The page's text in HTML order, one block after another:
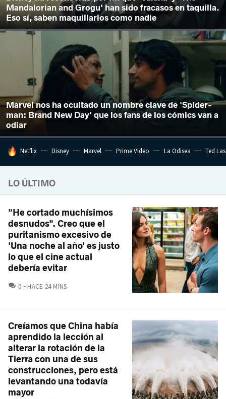
Mandalorian and Grogu' han sido fracasos en taquilla.
Eso sí, saben maquillarlos como nadie
Marvel nos ha ocultado un nombre clave de 'Spider-
man: Brand New Day' que los fans de los cómics van a
odiar
HOY SE HABLA DE
Netflix Disney Marvel Prime Video La Odisea Ted
LO ÚLTIMO
"He cortado muchísimos
desnudos". Creo que el
puritanismo excesivo de
'Una noche al año' es justo
lo que el cine actual
debería evitar
0 COMENTARIOS
HACE 24 MINS
Creíamos que China había
aprendido la lección al
alterar la rotación de la
Tierra con una de sus
construcciones, pero está
levantando una todavía
mayor